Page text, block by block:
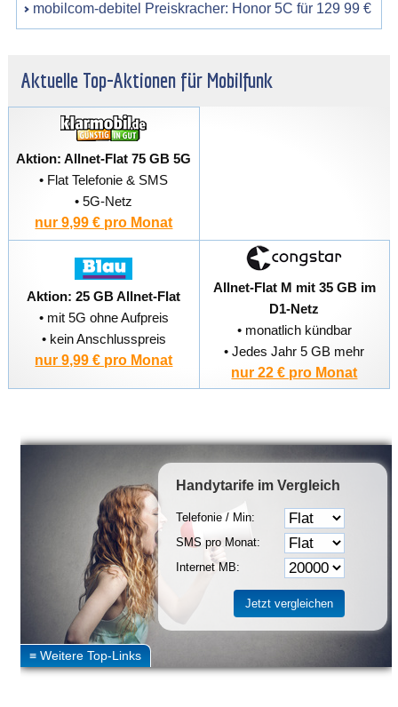
mobilcom-debitel Preiskracher: Honor 5C für 129 99 €
Aktuelle Top-Aktionen für Mobilfunk
Aktion: Allnet-Flat 75 GB 5G
• Flat Telefonie & SMS
• 5G-Netz
nur 9,99 € pro Monat
Aktion: 25 GB Allnet-Flat
• mit 5G ohne Aufpreis
• kein Anschlusspreis
nur 9,99 € pro Monat
Allnet-Flat M mit 35 GB im
D1-Netz
• monatlich kündbar
• Jedes Jahr 5 GB mehr
nur 22 € pro Monat
Handytarife im Vergleich
Telefonie / Min:
SMS pro Monat:
Internet MB: